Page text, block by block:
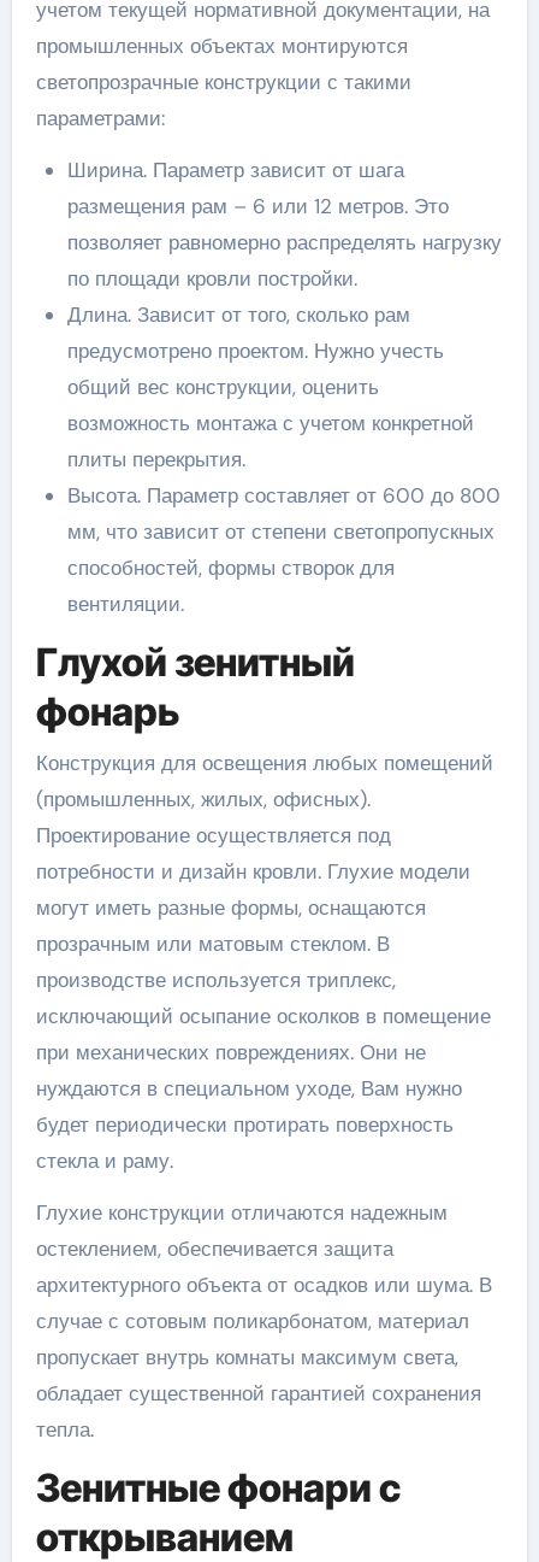
учетом текущей нормативной документации, на
промышленных объектах монтируются
светопрозрачные конструкции с такими
параметрами:
Ширина. Параметр зависит от шага
размещения рам – 6 или 12 метров. Это
позволяет равномерно распределять нагрузку
по площади кровли постройки.
Длина. Зависит от того, сколько рам
предусмотрено проектом. Нужно учесть
общий вес конструкции, оценить
возможность монтажа с учетом конкретной
плиты перекрытия.
Высота. Параметр составляет от 600 до 800
мм, что зависит от степени светопропускных
способностей, формы створок для
вентиляции.
Глухой зенитный
фонарь
Конструкция для освещения любых помещений
(промышленных, жилых, офисных).
Проектирование осуществляется под
потребности и дизайн кровли. Глухие модели
могут иметь разные формы, оснащаются
прозрачным или матовым стеклом. В
производстве используется триплекс,
исключающий осыпание осколков в помещение
при механических повреждениях. Они не
нуждаются в специальном уходе, Вам нужно
будет периодически протирать поверхность
стекла и раму.
Глухие конструкции отличаются надежным
остеклением, обеспечивается защита
архитектурного объекта от осадков или шума. В
случае с сотовым поликарбонатом, материал
пропускает внутрь комнаты максимум света,
обладает существенной гарантией сохранения
тепла.
Зенитные фонари с
открыванием